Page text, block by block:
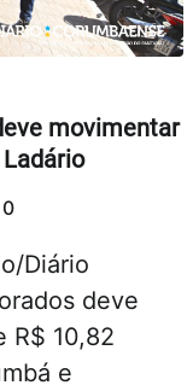
movimentar
0
Diário
deve
R$ 10,82
e